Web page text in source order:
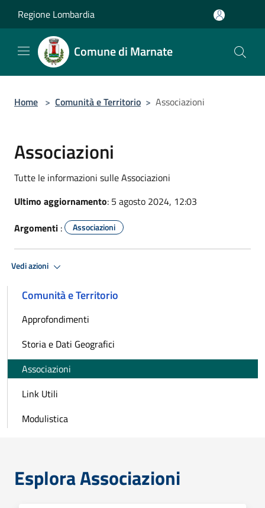
Regione Lombardia
Comune di Marnate
Home > Comunità e Territorio > Associazioni
Associazioni
Tutte le informazioni sulle Associazioni
Ultimo aggiornamento: 5 agosto 2024, 12:03
Argomenti : Associazioni
Vedi azioni
Comunità e Territorio
Approfondimenti
Storia e Dati Geografici
Associazioni
Link Utili
Modulistica
Esplora Associazioni